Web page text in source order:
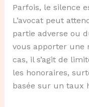
Parfois, le silence
L’avocat peut
partie adverse ou
vous apporter une
cas, il s’agit de
les honoraires,
basée sur un taux